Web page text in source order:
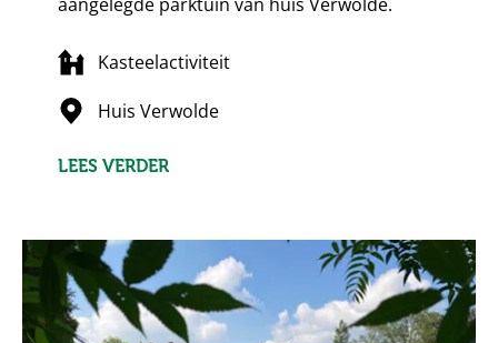
Kasteelactiviteit
Huis Verwolde
LEES VERDER